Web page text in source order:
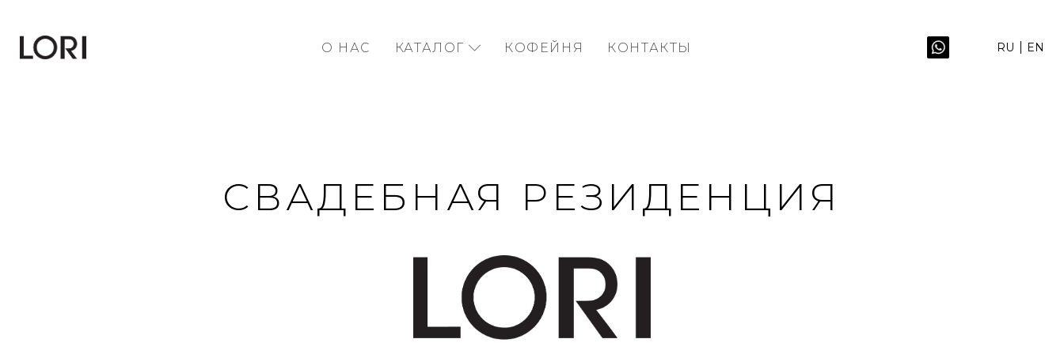
О НАС КАТАЛОГ КОФЕЙНЯ КОНТАКТЫ RU EN
СВАДЕБНАЯ РЕЗИДЕНЦИЯ